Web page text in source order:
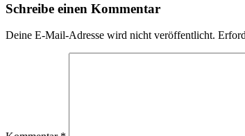
Schreibe einen Kommentar
Deine E-Mail-Adresse wird nicht veröffentlicht.